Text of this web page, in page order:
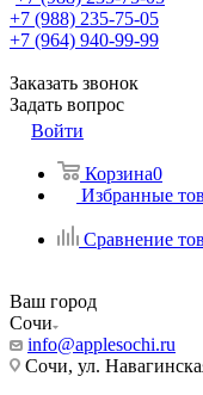
+7 (988) 235-75-05
+7 (964) 940-99-99
Заказать звонок
Задать вопрос
Войти
Корзина0
Избранные
Сравнение
Ваш город
Сочи
info@applesochi.ru
Сочи, ул.